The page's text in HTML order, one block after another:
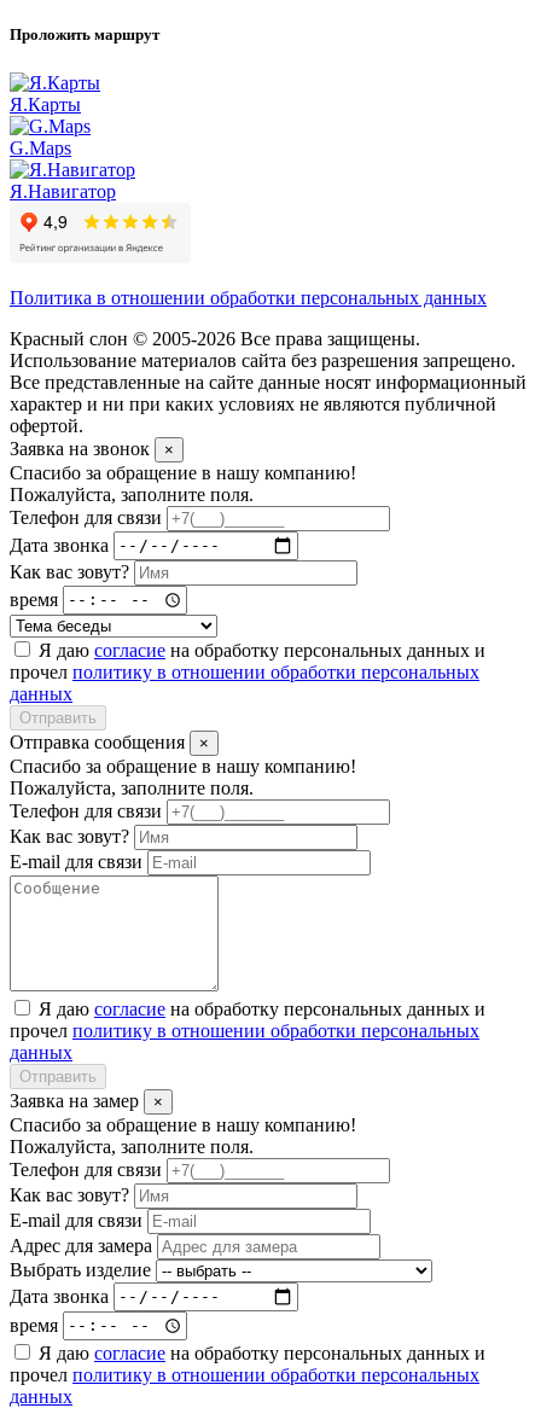
Проложить маршрут
Я.Карты
G.Maps
Я.Навигатор
Политика в отношении обработки персональных данных
Красный слон © 2005-2026 Все права защищены.
Использование материалов сайта без разрешения запрещено.
Все представленные на сайте данные носят информационный
характер и ни при каких условиях не являются публичной
офертой.
Заявка на звонок
×
Спасибо за обращение в нашу компанию!
Пожалуйста, заполните поля.
Телефон для связи
Дата звонка
Как вас зовут?
время
Я даю согласие на обработку персональных данных и
прочел политику в отношении обработки персональных
данных
Отправить
Отправка сообщения ×
Спасибо за обращение в нашу компанию!
Пожалуйста, заполните поля.
Телефон для связи
Как вас зовут?
E-mail для связи
Я даю согласие на обработку персональных данных и
прочел политику в отношении обработки персональных
данных
Отправить
Заявка на замер ×
Спасибо за обращение в нашу компанию!
Пожалуйста, заполните поля.
Телефон для связи
Как вас зовут?
E-mail для связи
Адрес для замера
Выбрать изделие
Дата звонка
время
Я даю согласие на обработку персональных данных и
прочел политику в отношении обработки персональных
данных